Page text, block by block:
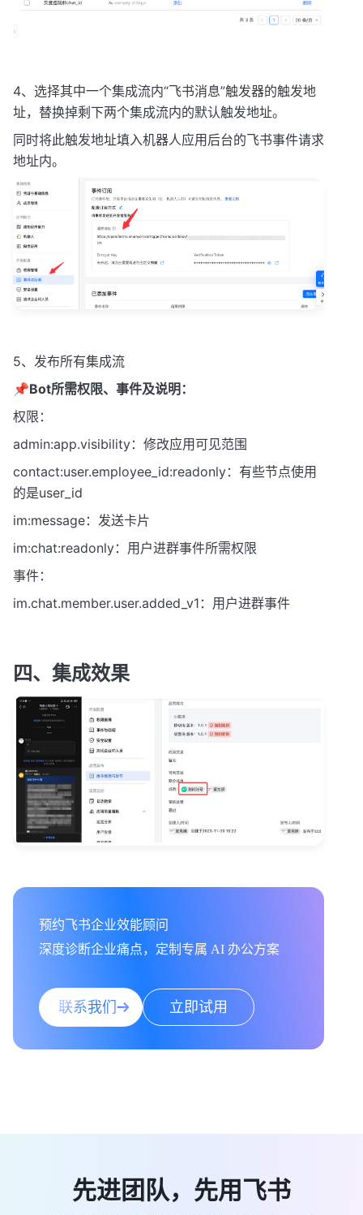
4、选择其中一个集成流内“飞书消息”触发器的触发地
址，替换掉剩下两个集成流内的默认触发地址。
同时将此触发地址填入机器人应用后台的飞书事件请求
地址内。
5、发布所有集成流
📌Bot所需权限、事件及说明：
权限：
admin:app.visibility：修改应用可见范围
contact:user.employee_id:readonly：有些节点使用
的是user_id
im:message：发送卡片
im:chat:readonly：用户进群事件所需权限
事件：
im.chat.member.user.added_v1：用户进群事件
四、集成效果
预约飞书企业效能顾问
深度诊断企业痛点，定制专属 AI 办公方案
联系我们 立即试用
先进团队，先用飞书